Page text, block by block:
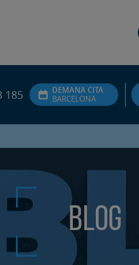
185
DEMANA CITA
BARCELONA
Blog